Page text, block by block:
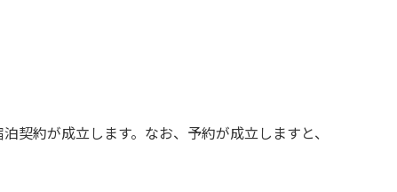
。
契約が成立します。なお、予約が成立しますと、